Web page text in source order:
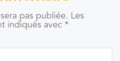
pas publiée. Les
indiqués avec *